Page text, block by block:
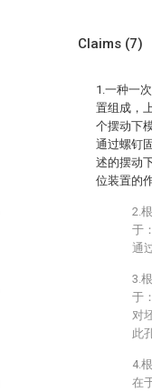
Claims (7)
1.一种一
置组成，
个摆动下
通过螺钉
述的摆动
位装置的
2.
于
通
3.
于
对
此
4.
在